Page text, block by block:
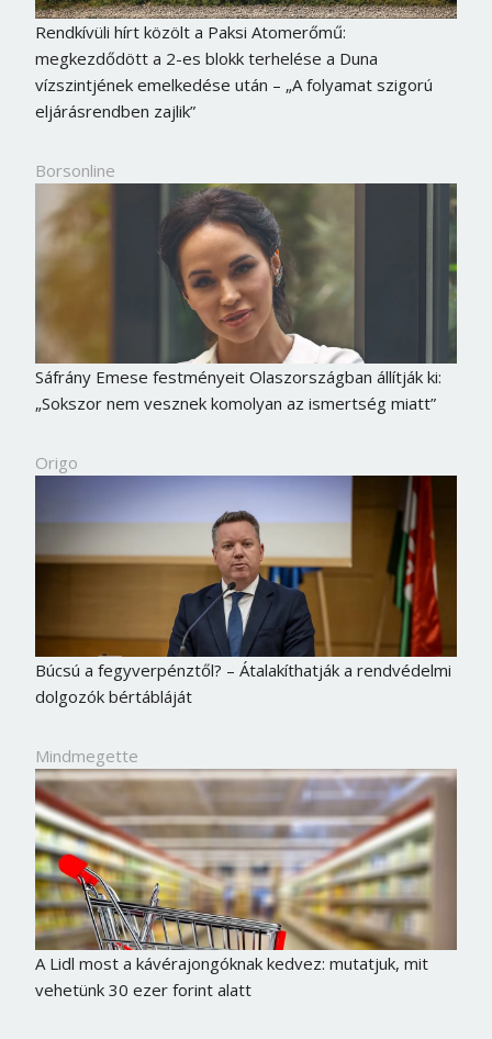
Rendkívüli hírt közölt a Paksi Atomerőmű:
megkezdődött a 2-es blokk terhelése a Duna
vízszintjének emelkedése után – „A folyamat szigorú
eljárásrendben zajlik”
Borsonline
Sáfrány Emese festményeit Olaszországban állítják ki:
„Sokszor nem vesznek komolyan az ismertség miatt”
Origo
Búcsú a fegyverpénztől? – Átalakíthatják a rendvédelmi
dolgozók bértábláját
Mindmegette
A Lidl most a kávérajongóknak kedvez: mutatjuk, mit
vehetünk 30 ezer forint alatt